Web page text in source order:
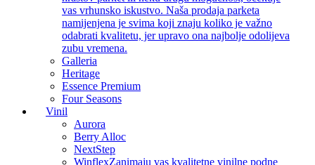
vas vrhunsko iskustvo. Naša prodaja parketa
namijenjena je svima koji znaju koliko je važno
odabrati kvalitetu, jer upravo ona najbolje odolijeva
zubu vremena.
Galleria
Heritage
Essence Premium
Four Seasons
Vinil
Aurora
Berry Alloc
NextStep
WinflexZanimaju vas kvalitetne vinilne podne